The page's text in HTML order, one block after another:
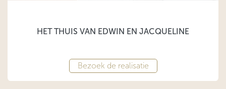
HET THUIS VAN EDWIN EN JACQUELINE
Bezoek de realisatie